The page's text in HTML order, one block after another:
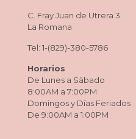
C. Fray Juan de Utrera 3
La Romana
Tel: 1-(829)-380-5786
Horarios
De Lunes a Sàbado
8:00AM a 7:00PM
Domingos y Días Feriados
De 9:00AM a 1:00PM